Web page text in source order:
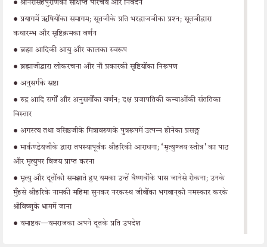
• श्रीनरसिंहपुराणका संक्षिप्त परिचय और निवेदन
•प्रयागमें ऋषियोंका समागम; सूतजीके प्रति भरद्वाजजीका प्रश्न; सूतजीद्वारा
कथारम्भ और सृष्टिक्रमका वर्णन
•ब्रह्मा आदिकी आयु और कालका स्वरूप
•ब्रह्माजीद्वारा लोकरचना और नौ प्रकारकी सृष्टियोंका निरूपण
• अनुसर्गके स्रष्टा
•रुद्र आदि सर्गों और अनुसर्गोंका वर्णन; दक्ष प्रजापतिकी कन्याओंकी संततिका
विस्तार
• अगस्त्य तथा वसिष्ठजीके मित्रावरुणके पुत्ररूपमें उत्पन्न होनेका प्रसङ्ग
•मार्कण्डेयजीके द्वारा तपस्यापूर्वक श्रीहरिकी आराधना; ‘मृत्युञ्जय-स्तोत्र’ का पाठ
और मृत्युपर विजय प्राप्त करना
•मृत्यु और दूतोंको समझाते हुए यमका उन्हें वैष्णवोंके पास जानेसे रोकना; उनके
मुँहसे श्रीहरिके नामकी महिमा सुनकर नरकस्थ जीवोंका भगवान‍्को नमस्कार करके
श्रीविष्णुके धाममें जाना
•यमाष्टक—यमराजका अपने दूतके प्रति उपदेश